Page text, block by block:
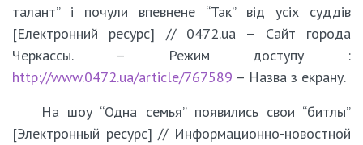
талант” і почули впевнене “Так” від усіх суддів
[Електронний ресурс] // 0472.ua – Сайт города
Черкассы. – Режим доступу :
http://www.0472.ua/article/767589 – Назва з екрану.
На шоу “Одна семья” появились свои “битлы”
[Электронный ресурс] // Информационно-новостной